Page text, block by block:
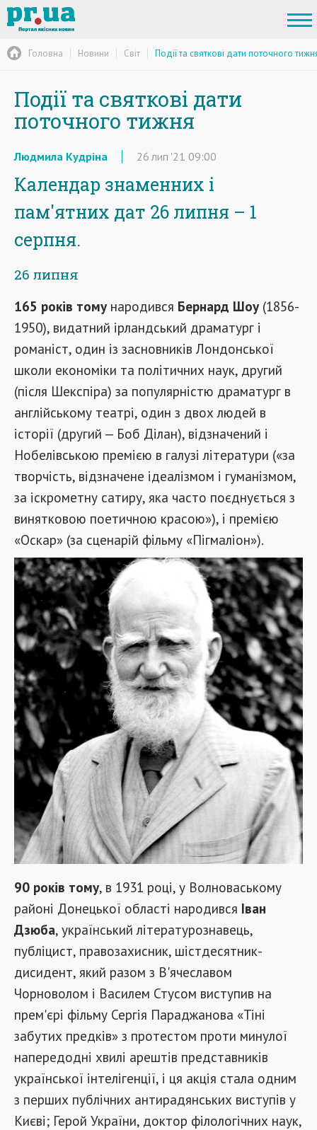
Головна Новини Світ Події та святкові дати поточного
Події та святкові дати
поточного тижня
Людмила Кудріна 26 лип '21 09:00
Календар знаменних і
пам'ятних дат 26 липня – 1
серпня.
26 липня
165 років томународився Бернард Шоу(1856-
1950), видатний ірландський драматург і
романіст, один із засновників Лондонської
школи економіки та політичних наук, другий
(після Шекспіра) за популярністю драматург в
англійському театрі, один з двох людей в
історії (другий — Боб Ділан), відзначений і
Нобелівською премією в галузі літератури («за
творчість, відзначене ідеалізмом і гуманізмом,
за іскрометну сатиру, яка часто поєднується з
винятковою поетичною красою»), і премією
«Оскар» (за сценарій фільму «Пігмаліон»).
90 років тому, в 1931 році, у Волноваському
районі Донецької області народився Іван
Дзюба, український літературознавець,
публіцист, правозахисник, шістдесятник-
дисидент, який разом з В'ячеславом
Чорноволом і Василем Стусом виступив на
прем'єрі фільму Сергія Параджанова «Тіні
забутих предків» з протестом проти минулої
напередодні хвилі арештів представників
української інтелігенції, і ця акція стала одним
з перших публічних антирадянських виступів у
Києві; Герой України, доктор філологічних наук,